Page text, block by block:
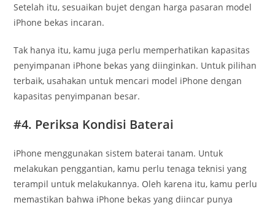
Setelah itu, sesuaikan bujet dengan harga pasaran model
iPhone bekas incaran.
Tak hanya itu, kamu juga perlu memperhatikan kapasitas
penyimpanan iPhone bekas yang diinginkan. Untuk pilihan
terbaik, usahakan untuk mencari model iPhone dengan
kapasitas penyimpanan besar.
#4. Periksa Kondisi Baterai
iPhone menggunakan sistem baterai tanam. Untuk
melakukan penggantian, kamu perlu tenaga teknisi yang
terampil untuk melakukannya. Oleh karena itu, kamu perlu
memastikan bahwa iPhone bekas yang diincar punya